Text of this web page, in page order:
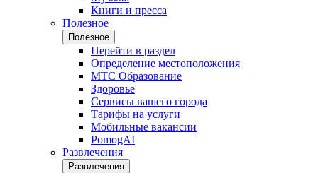
Книги и пресса
Полезное
Полезное
Перейти в раздел
Определение местоположения
МТС Образование
Здоровье
Сервисы вашего города
Тарифы на услуги
Мобильные вакансии
PomogAI
Развлечения
Развлечения